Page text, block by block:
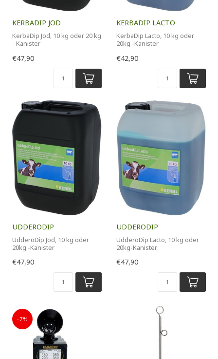
KERBADIP JOD
KerbaDip Jod, 10 kg oder 20 kg
- Kanister
€47,90
KERBADIP LACTO
KerbaDip Lacto, 10 kg oder
20kg -Kanister
€42,90
UDDERODIP
UdderoDip Jod, 10 kg oder
20kg -Kanister
€47,90
UDDERODIP
UdderoDip Lacto, 10 kg oder
20kg-Kanister
€47,90
-7%